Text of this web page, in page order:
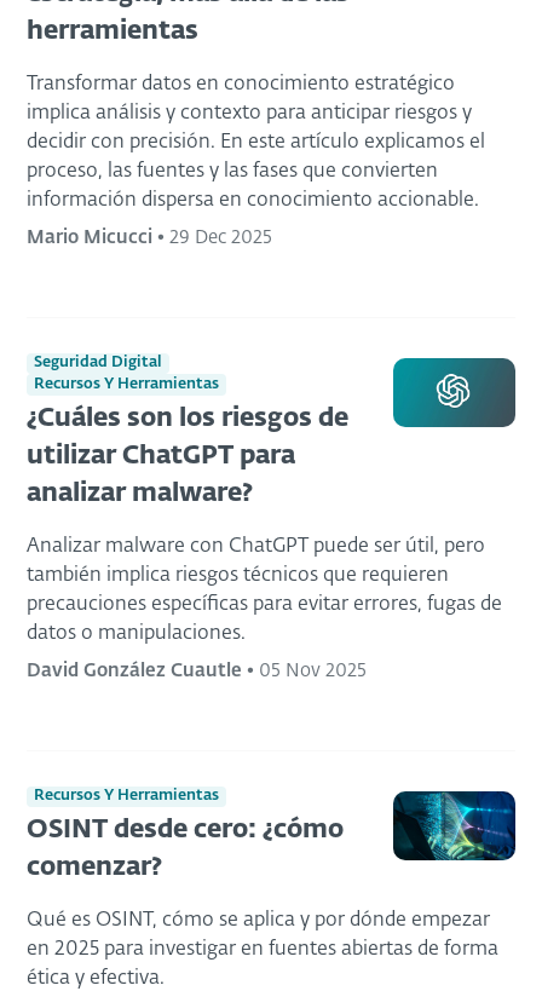
herramientas
Transformar datos en conocimiento estratégico
implica análisis y contexto para anticipar riesgos y
decidir con precisión. En este artículo explicamos el
proceso, las fuentes y las fases que convierten
información dispersa en conocimiento accionable.
Mario Micucci • 29 Dec 2025
Seguridad Digital
Recursos Y Herramientas
¿Cuáles son los riesgos de
utilizar ChatGPT para
analizar malware?
Analizar malware con ChatGPT puede ser útil, pero
también implica riesgos técnicos que requieren
precauciones específicas para evitar errores, fugas de
datos o manipulaciones.
David González Cuautle • 05 Nov 2025
Recursos Y Herramientas
OSINT desde cero: ¿cómo
comenzar?
Qué es OSINT, cómo se aplica y por dónde empezar
en 2025 para investigar en fuentes abiertas de forma
ética y efectiva.